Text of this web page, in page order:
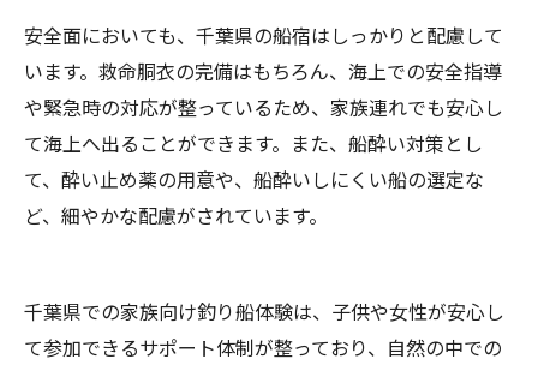
安全面においても、千葉県の船宿はしっかりと配慮して
います。救命胴衣の完備はもちろん、海上での安全指導
や緊急時の対応が整っているため、家族連れでも安心し
て海上へ出ることができます。また、船酔い対策とし
て、酔い止め薬の用意や、船酔いしにくい船の選定な
ど、細やかな配慮がされています。
千葉県での家族向け釣り船体験は、子供や女性が安心し
て参加できるサポート体制が整っており、自然の中での